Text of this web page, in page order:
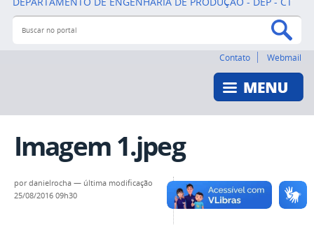
Buscar no portal
Contato Webmail
Imagem 1.jpeg
pordanielrocha — última modificação
25/08/2016 09h30